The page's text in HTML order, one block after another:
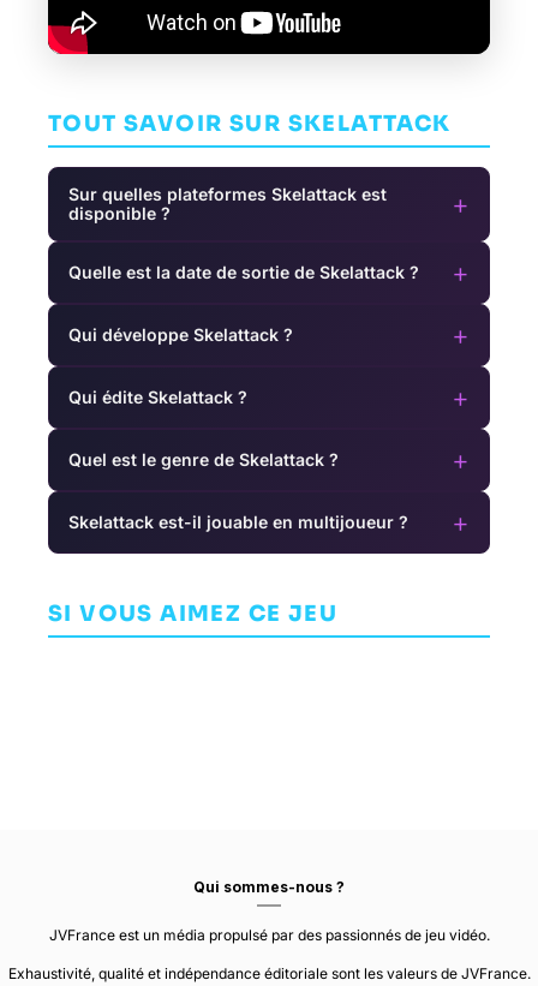
TOUT SAVOIR SUR SKELATTACK
Sur quelles plateformes Skelattack est
disponible ?
+
Quelle est la date de sortie de Skelattack ? +
Qui développe Skelattack ? +
Qui édite Skelattack ? +
Quel est le genre de Skelattack ? +
Skelattack est-il jouable en multijoueur ? +
SI VOUS AIMEZ CE JEU
Battle
Simulator
COMBAT
AVENTURE
Qui sommes-nous ?
JVFrance est un média propulsé par des passionnés de jeu vidéo.
Exhaustivité, qualité et indépendance éditoriale sont les valeurs de JVFrance.